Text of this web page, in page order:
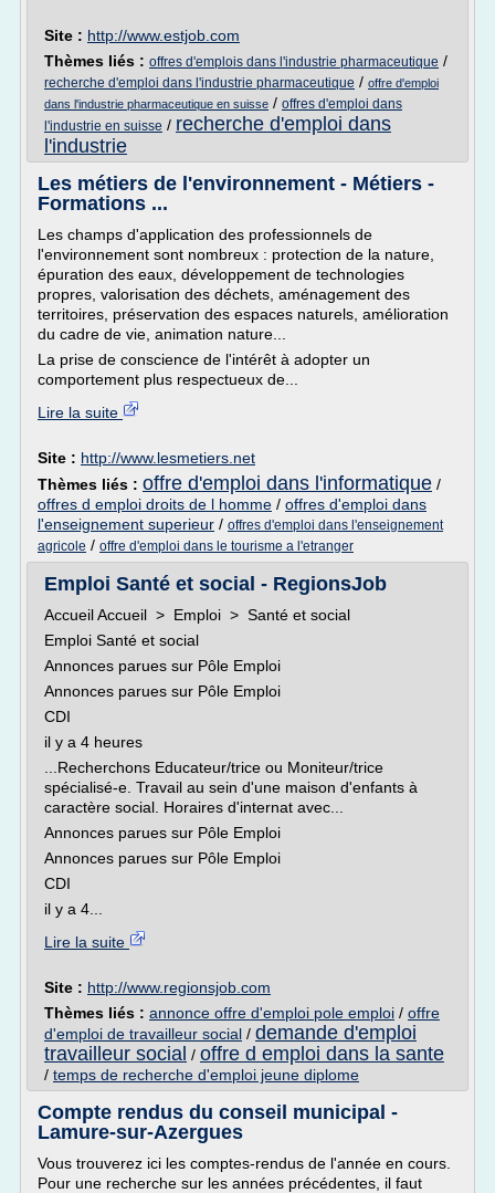
Site : http://www.estjob.com
Thèmes liés : offres d'emplois dans l'industrie pharmaceutique /
recherche d'emploi dans l'industrie pharmaceutique / offre d'emploi
dans l'industrie pharmaceutique en suisse / offres d'emploi dans
l'industrie en suisse / recherche d'emploi dans
l'industrie
Les métiers de l'environnement - Métiers -
Formations ...
Les champs d'application des professionnels de
l'environnement sont nombreux : protection de la nature,
épuration des eaux, développement de technologies
propres, valorisation des déchets, aménagement des
territoires, préservation des espaces naturels, amélioration
du cadre de vie, animation nature...
La prise de conscience de l'intérêt à adopter un
comportement plus respectueux de...
Lire la suite
Site : http://www.lesmetiers.net
Thèmes liés : offre d'emploi dans l'informatique /
offres d emploi droits de l homme / offres d'emploi dans
l'enseignement superieur / offres d'emploi dans l'enseignement
agricole / offre d'emploi dans le tourisme a l'etranger
Emploi Santé et social - RegionsJob
Accueil Accueil > Emploi > Santé et social
Emploi Santé et social
Annonces parues sur Pôle Emploi
Annonces parues sur Pôle Emploi
CDI
il y a 4 heures
...Recherchons Educateur/trice ou Moniteur/trice
spécialisé-e. Travail au sein d'une maison d'enfants à
caractère social. Horaires d'internat avec...
Annonces parues sur Pôle Emploi
Annonces parues sur Pôle Emploi
CDI
il y a 4...
Lire la suite
Site : http://www.regionsjob.com
Thèmes liés : annonce offre d'emploi pole emploi / offre
d'emploi de travailleur social / demande d'emploi
travailleur social / offre d emploi dans la sante
/ temps de recherche d'emploi jeune diplome
Compte rendus du conseil municipal -
Lamure-sur-Azergues
Vous trouverez ici les comptes-rendus de l'année en cours.
Pour une recherche sur les années précédentes, il faut